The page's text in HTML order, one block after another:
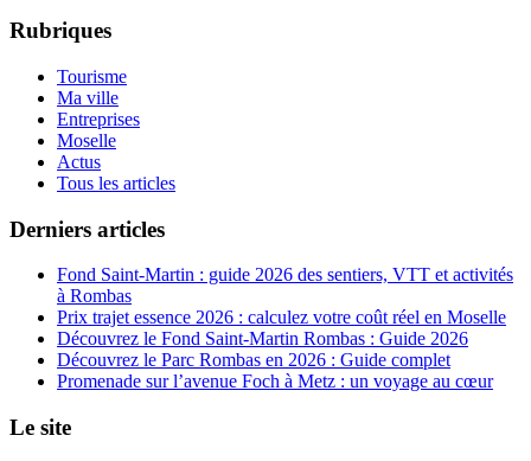
Rubriques
Tourisme
Ma ville
Entreprises
Moselle
Actus
Tous les articles
Derniers articles
Fond Saint-Martin : guide 2026 des sentiers, VTT et activités
à Rombas
Prix trajet essence 2026 : calculez votre coût réel en Moselle
Découvrez le Fond Saint-Martin Rombas : Guide 2026
Découvrez le Parc Rombas en 2026 : Guide complet
Promenade sur l’avenue Foch à Metz : un voyage au cœur
Le site